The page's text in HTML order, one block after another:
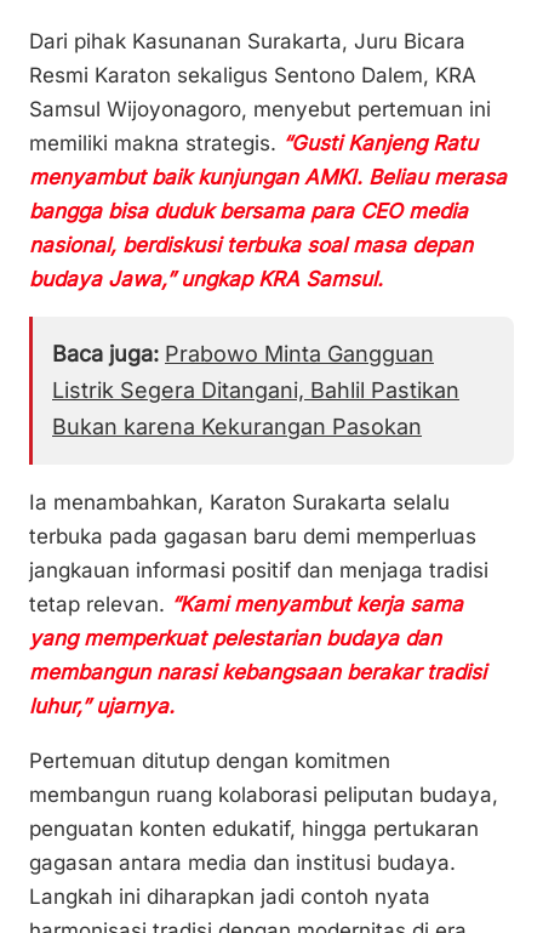
Dari pihak Kasunanan Surakarta, Juru Bicara
Resmi Karaton sekaligus Sentono Dalem, KRA
Samsul Wijoyonagoro, menyebut pertemuan ini
memiliki makna strategis. “Gusti Kanjeng Ratu
menyambut baik kunjungan AMKI. Beliau merasa
bangga bisa duduk bersama para CEO media
nasional, berdiskusi terbuka soal masa depan
budaya Jawa,” ungkap KRA Samsul.
Baca juga: Prabowo Minta Gangguan
Listrik Segera Ditangani, Bahlil Pastikan
Bukan karena Kekurangan Pasokan
Ia menambahkan, Karaton Surakarta selalu
terbuka pada gagasan baru demi memperluas
jangkauan informasi positif dan menjaga tradisi
tetap relevan. “Kami menyambut kerja sama
yang memperkuat pelestarian budaya dan
membangun narasi kebangsaan berakar tradisi
luhur,” ujarnya.
Pertemuan ditutup dengan komitmen
membangun ruang kolaborasi peliputan budaya,
penguatan konten edukatif, hingga pertukaran
gagasan antara media dan institusi budaya.
Langkah ini diharapkan jadi contoh nyata